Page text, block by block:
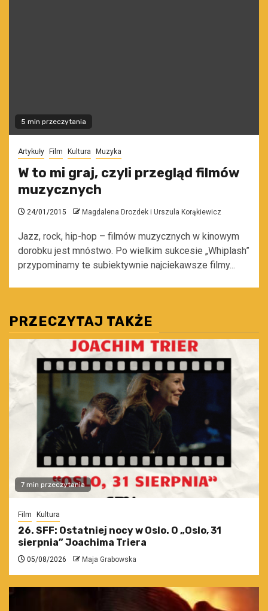
5 min przeczytania
Artykuły Film Kultura Muzyka
W to mi graj, czyli przegląd filmów
muzycznych
24/01/2015 Magdalena Drozdek i Urszula Korąkiewicz
Jazz, rock, hip-hop – filmów muzycznych w kinowym
dorobku jest mnóstwo. Po wielkim sukcesie „Whiplash”
przypominamy te subiektywnie najciekawsze filmy...
PRZECZYTAJ TAKŻE
7 min przeczytania
Film Kultura
26. SFF: Ostatniej nocy w Oslo. O „Oslo, 31
sierpnia” Joachima Triera
05/08/2026 Maja Grabowska